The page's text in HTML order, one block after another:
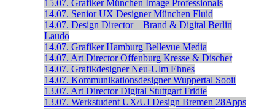
15.07. Grafiker München Image Professionals
14.07. Senior UX Designer München Fluid
14.07. Design Director – Brand & Digital Berlin
Laudo
14.07. Grafiker Hamburg Bellevue Media
14.07. Art Director Offenburg Kresse & Discher
14.07. Grafikdesigner Neu-Ulm Ehnes
14.07. Kommunikationsdesigner Wuppertal Sooii
13.07. Art Director Digital Stuttgart Fridie
13.07. Werkstudent UX/UI Design Bremen 28Apps